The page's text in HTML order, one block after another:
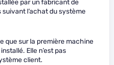
par un fabricant de
l’achat du système
que sur la première machine
Elle n’est pas
client.